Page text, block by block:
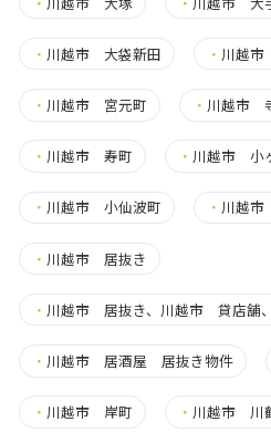
・ 川越市 大袋新田 ・ 川越
・ 川越市 宮元町 ・ 川越市
・ 川越市 寿町 ・ 川越市 小
・ 川越市 小仙波町 ・ 川越
・ 川越市 居抜き
・ 川越市 居抜き、川越市 貸店舗
・ 川越市 居酒屋 居抜き物件
・ 川越市 岸町 ・ 川越市 川